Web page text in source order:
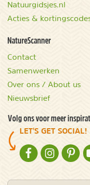
Natuurgidsjes.nl
Acties &
NatureScanner
Contact
Samenwerken
Over ons / About us
Nieuwsbrief
Volg ons voor meer
LET'S GET SOCIAL!
NATURESCANNER